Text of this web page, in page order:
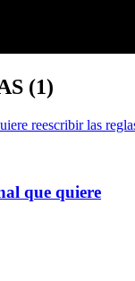
(1)
que quiere